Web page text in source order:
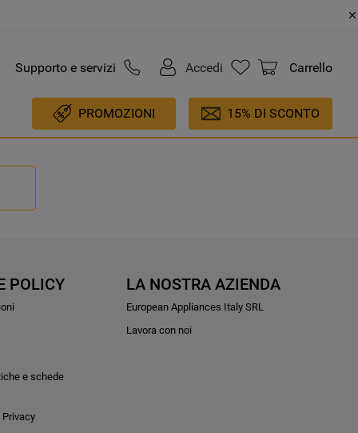
Supporto e servizi Accedi Carrello
PROMOZIONI 15% DI SCONTO
POLICY
e schede
LA NOSTRA AZIENDA
European Appliances Italy SRL
Lavora con noi